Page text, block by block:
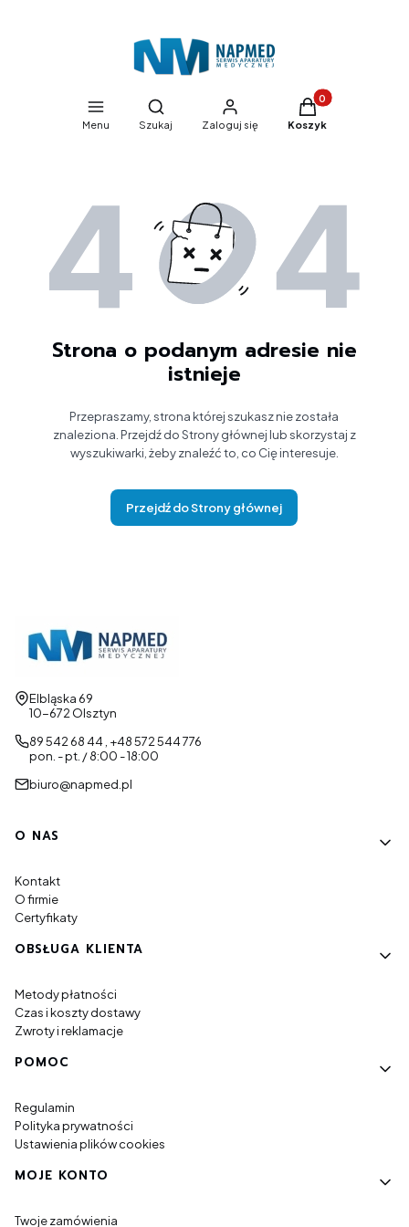
Menu
Otwórz wyszukiwarkę
Szukaj Zaloguj się
Produkty w
Koszyk
Strona o podanym adresie nie
istnieje
Przepraszamy, strona której szukasz nie została
znaleziona. Przejdź do Strony głównej lub skorzystaj z
wyszukiwarki, żeby znaleźć to, co Cię interesuje.
Przejdź do Strony głównej
Adres:
Elbląska 69
10-672 Olsztyn
89 542 68 44 , +48 572 544 776
pon. - pt. / 8:00 - 18:00
biuro@napmed.pl
Linki w stopce
O NAS
Kontakt
O firmie
Certyfikaty
OBSŁUGA KLIENTA
Metody płatności
Czas i koszty dostawy
Zwroty i reklamacje
POMOC
Regulamin
Polityka prywatności
Ustawienia plików cookies
MOJE KONTO
Twoje zamówienia